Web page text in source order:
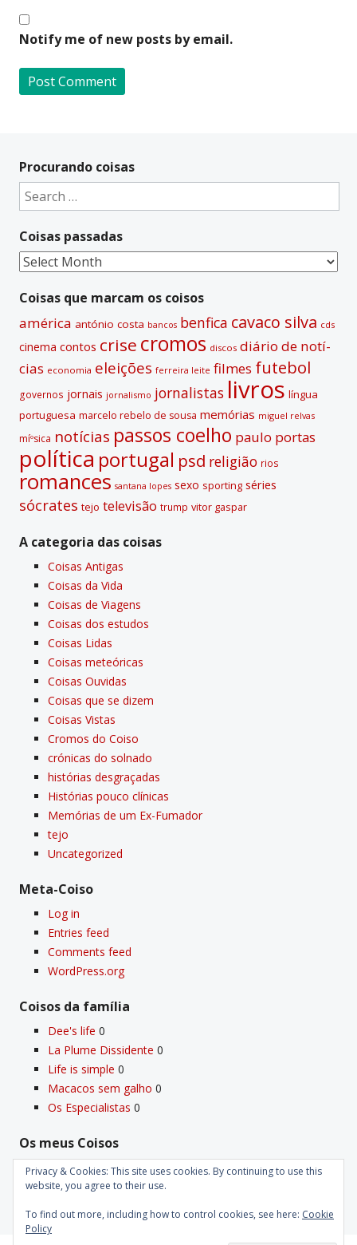
Notify me of new posts by email.
t
e
a
t
i
v
Procurando coisas
Search
for:
Coisas passadas
Coisas
Coisas que marcam os coisos
américa antónio costa bancos benfica cavaco silva cds
cinema contos crise cromos discos diário de notí­
cias economia eleições ferreira leite filmes futebol
governos jornais jornalismo jornalistas livros lí­ngua
portuguesa marcelo rebelo de sousa memórias miguel relvas
míºsica notí­cias passos coelho paulo portas
polí­tica portugal psd religião rios
romances santana lopes sexo sporting séries
sócrates tejo televisão trump vitor gaspar
A categoria das coisas
Coisas Antigas
Coisas da Vida
Coisas de Viagens
Coisas dos estudos
Coisas Lidas
Coisas meteóricas
Coisas Ouvidas
Coisas que se dizem
Coisas Vistas
Cromos do Coiso
crónicas do solnado
histórias desgraçadas
Histórias pouco clí­nicas
Memórias de um Ex-Fumador
tejo
Uncategorized
Meta-Coiso
Log in
Entries feed
Comments feed
WordPress.org
Coisos da famí­lia
Dee's life 0
La Plume Dissidente 0
Life is simple 0
Macacos sem galho 0
Os Especialistas 0
Os meus Coisos
Deus0
Velho Coiso0
Privacy & Cookies: This site uses cookies. By continuing to use this
website, you agree to their use.
To find out more, including how to control cookies, see here: Cookie
Policy